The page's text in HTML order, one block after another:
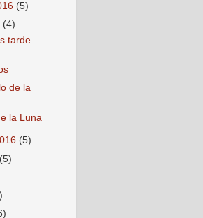
(5)
(4)
tarde
de la
la Luna
(5)
(5)